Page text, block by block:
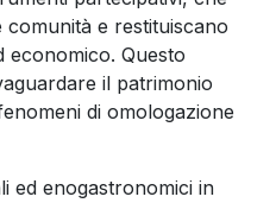
e restituiscano
economico. Questo
il patrimonio
di omologazione
ed enogastronomici in